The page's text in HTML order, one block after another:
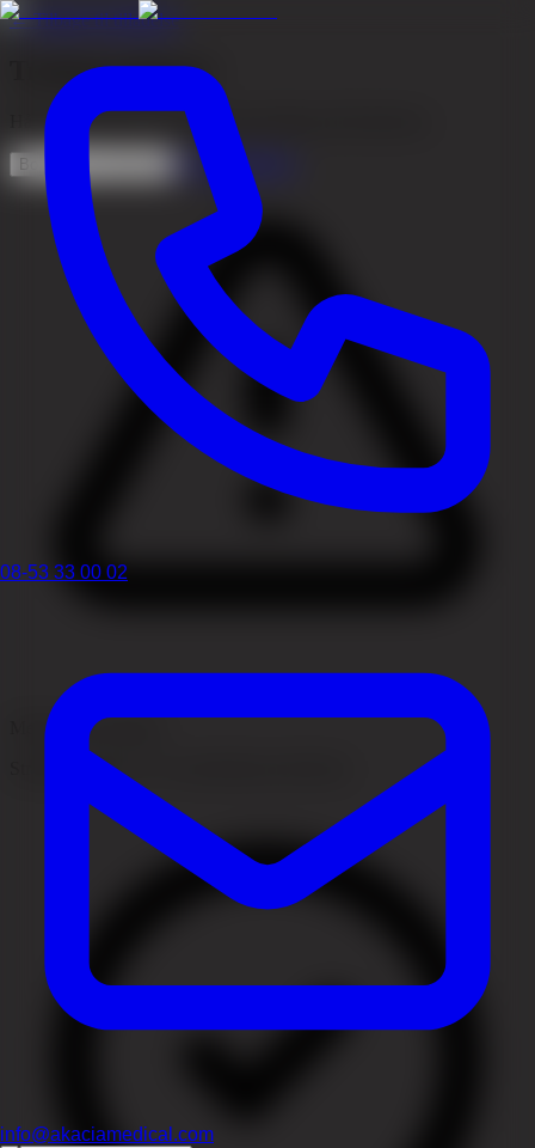
08-53 33 00 02
info@akaciamedical.com
←Tilbage til tilladelse
Traktionsalopeci
Hårtab forårsaget af langvarig spænding på hårsækkene.
Book en konsultation Se behandlinger
Mekanisk forårsaget
Stramme frisurer er en almindelig risikofaktor